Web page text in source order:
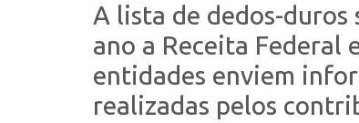
A lista de dedos-duros
ano a Receita Federal
entidades enviem
realizadas pelos